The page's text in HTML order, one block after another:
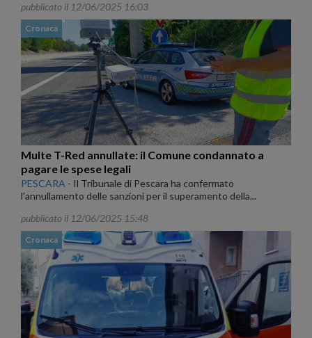
pubblicato il 12/06/2025 16:03
Cronaca
Multe T-Red annullate: il Comune condannato a
pagare le spese legali
PESCARA - Il Tribunale di Pescara ha confermato
l'annullamento delle sanzioni per il superamento della...
pubblicato il 12/06/2025 15:48
Cronaca